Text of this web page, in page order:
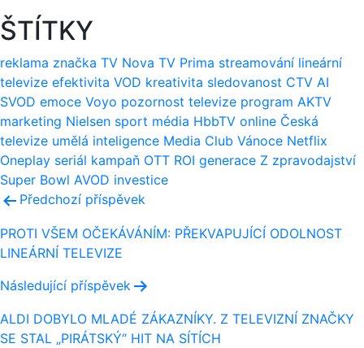
ŠTÍTKY
reklama značka TV Nova TV Prima streamování lineární
televize efektivita VOD kreativita sledovanost CTV AI
SVOD emoce Voyo pozornost televize program AKTV
marketing Nielsen sport média HbbTV online Česká
televize umělá inteligence Media Club Vánoce Netflix
Oneplay seriál kampaň OTT ROI generace Z zpravodajství
Super Bowl AVOD investice
Navigace
pro
příspěvek
Předchozí příspěvek
PROTI VŠEM OČEKÁVÁNÍM: PŘEKVAPUJÍCÍ ODOLNOST
LINEÁRNÍ TELEVIZE
Následující příspěvek
ALDI DOBYLO MLADÉ ZÁKAZNÍKY. Z TELEVIZNÍ ZNAČKY
SE STAL „PIRÁTSKÝ“ HIT NA SÍTÍCH